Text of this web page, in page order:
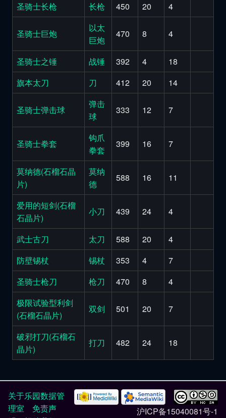
圣骑士长枪
长枪 450 20 4
圣骑士巨炮
以太
巨炮
470 8 4
圣骑士之锤 战锤 392 4
18
旗本太刀
刀 412 20 14
圣骑士弹击球
弹击
球
333 12 7
圣骑士拳套
钩爪
拳套
399 16 7
莫纳德(石榴石晶
片)
莫纳
德
588 16 11
爱用的短剑(石榴
石晶片)
小刀 439 24 4
武士古刀 太刀 588 20
4
防壁锡杖
锡杖 353 4
7
圣骑士枪刀
枪刀 470 8
4
极限试验型利剑
(石榴石晶片)
双剑 501 20 7
破邪打刀(石榴石
晶片)
打刀 482 24 18
沪ICP备15040081号-1
关于乐园数据管
理室
免责声